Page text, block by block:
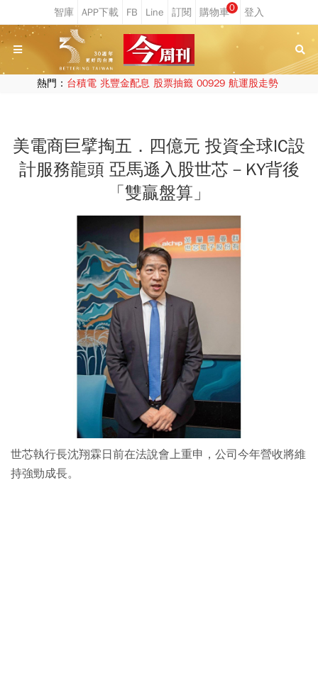
0
熱門： 台積電 兆豐金配息 股票抽籤 00929 航運股走勢
美電商巨擘掏五．四億元 投資全球IC設
計服務龍頭 亞馬遜入股世芯－KY背後
「雙贏盤算」
世芯執行長沈翔霖日前在法說會上重申，公司今年營收將維
持強勁成長。